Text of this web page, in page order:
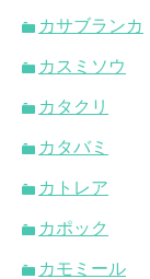
カサブランカ
カスミソウ
カタクリ
カタバミ
カトレア
カポック
カモミール